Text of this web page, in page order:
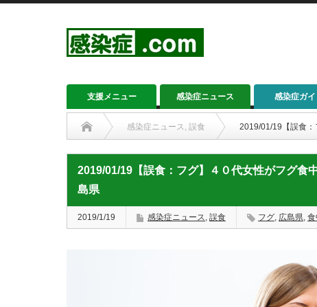
支援メニュー 感染症ニュース 感染症ガイ
感染症ニュース, 誤食 2019/01/19【誤食
2019/01/19【誤食：フグ】４０代女性がフグ
島県
2019/1/19 感染症ニュース, 誤食 フグ, 広島県,